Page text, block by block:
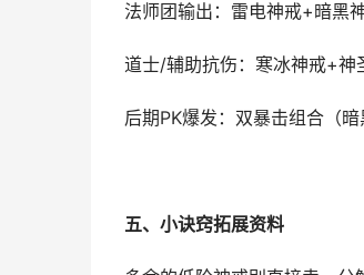
法师团输出：雷电神戒+暗黑
道士/辅助抗伤：寒冰神戒+神
后期PK爆发：双暴击组合（
五、小诀窍拓展资料